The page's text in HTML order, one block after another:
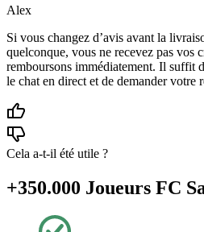
Alex
Si vous changez d’avis avant la
quelconque, vous ne recevez pas vos
remboursons immédiatement. Il suffit
le chat en direct et de demander votre
Cela a-t-il été utile ?
+350.000 Joueurs FC